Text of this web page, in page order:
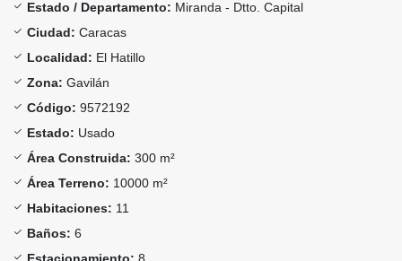
Estado / Departamento: Miranda - Dtto. Capital
Ciudad: Caracas
Localidad: El Hatillo
Zona: Gavilán
Código: 9572192
Estado: Usado
Área Construida: 300 m²
Área Terreno: 10000 m²
Habitaciones: 11
Baños: 6